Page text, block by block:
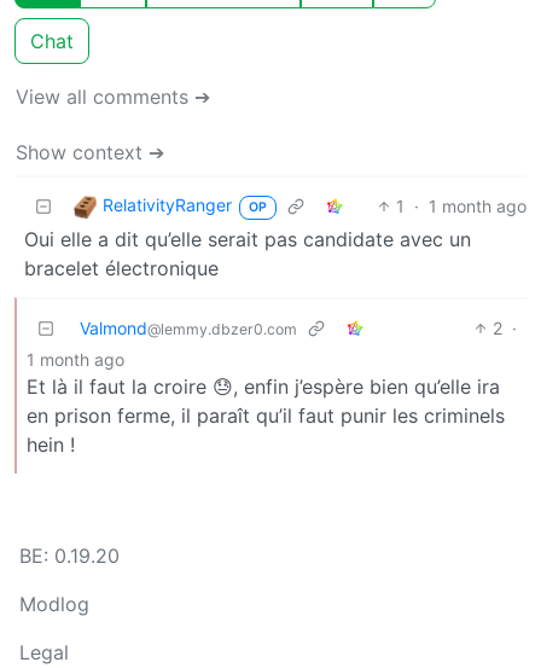
Chat
View all comments ➔
Show context ➔
RelativityRanger OP 1 · 1 month ago
Oui elle a dit qu’elle serait pas candidate avec un
bracelet électronique
Valmond@lemmy.dbzer0.com 2 ·
1 month ago
Et là il faut la croire 😓, enfin j’espère bien qu’elle ira
en prison ferme, il paraît qu’il faut punir les criminels
hein !
BE: 0.19.20
Modlog
Legal